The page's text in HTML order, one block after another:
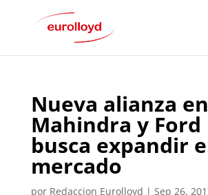
Nueva alianza
Mahindra y Ford
busca expandir
mercado
por Redaccion Eurolloyd | Sep 26,